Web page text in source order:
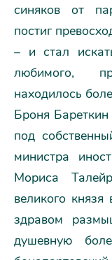
синяков от
постиг
– и стал
любимого,
находилось
Броня
под
министра
Мориса
великого
здравом
душевную